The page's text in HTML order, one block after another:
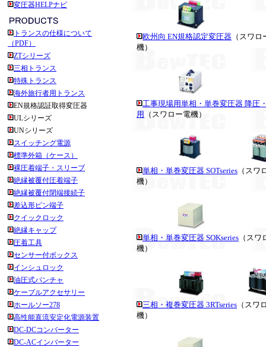
欧州向 EN規格認定変圧器 （スワロ
機）
工事現場用単相・単巻変圧器 降圧
用
（スワロー電機）
単相・単巻変圧器 SOTseries （スワ
機）
単相・単巻変圧器 SOKseries （スワ
機）
三相・複巻変圧器 3RTseries （スワ
機）
変圧器HELPナビ
トランスの仕様について
（PDF）
ZTシリーズ
三相トランス
特殊トランス
海外旅行者用トランス
EN規格認証取得変圧器
ULシリーズ
UNシリーズ
スイッチング電源
標準外箱（ケース）
裸圧着端子・スリーブ
絶縁被覆付圧着端子
絶縁被覆付閉端接続子
差込形ピン端子
クイックロック
絶縁キャップ
圧着工具
センサー付ボックス
インシュロック
油圧式パンチャ
ケーブルアクセサリー
ホールソー278
高性能直流安定化電源装置
DC-DCコンバーター
DC-ACインバーター